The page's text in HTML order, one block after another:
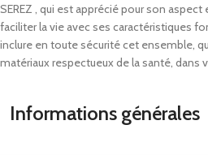
SEREZ , qui est apprécié pour son
faciliter la vie avec ses caractéristiques
inclure en toute sécurité cet ensemble,
matériaux respectueux de la santé, dans
Informations générales